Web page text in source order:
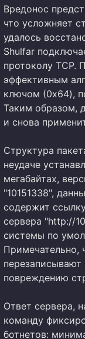
Вредонос
что усложняет
удалось
Shulfar
протоколу TCP.
эффективным
ключом (0x64),
Таким образом,
и снова
Структура
неудаче
мегабайтах,
"10151338",
содержит
сервера "http://
системы по
Примечательно,
повреждению
Ответ сервера,
команду
ботнетов: